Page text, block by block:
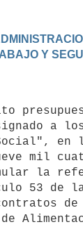
Y
a
en
mil
la
53 de